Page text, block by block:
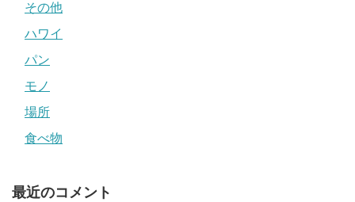
その他
ハワイ
パン
モノ
場所
食べ物
最近のコメント